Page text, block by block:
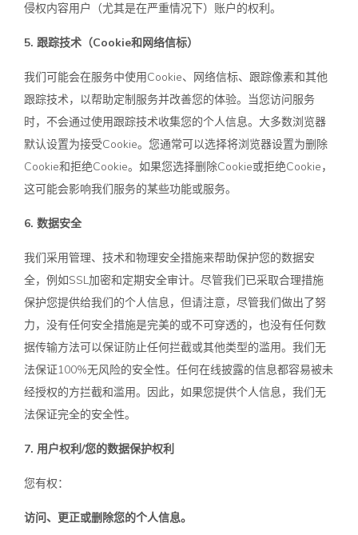
侵权内容用户（尤其是在严重情况下）账户的权利。
5. 跟踪技术（Cookie和网络信标）
我们可能会在服务中使用Cookie、网络信标、跟踪像素和其他
跟踪技术，以帮助定制服务并改善您的体验。当您访问服务
时，不会通过使用跟踪技术收集您的个人信息。大多数浏览器
默认设置为接受Cookie。您通常可以选择将浏览器设置为删除
Cookie和拒绝Cookie。如果您选择删除Cookie或拒绝Cookie，
这可能会影响我们服务的某些功能或服务。
6. 数据安全
我们采用管理、技术和物理安全措施来帮助保护您的数据安
全，例如SSL加密和定期安全审计。尽管我们已采取合理措施
保护您提供给我们的个人信息，但请注意，尽管我们做出了努
力，没有任何安全措施是完美的或不可穿透的，也没有任何数
据传输方法可以保证防止任何拦截或其他类型的滥用。我们无
法保证100%无风险的安全性。任何在线披露的信息都容易被未
经授权的方拦截和滥用。因此，如果您提供个人信息，我们无
法保证完全的安全性。
7. 用户权利/您的数据保护权利
您有权：
访问、更正或删除您的个人信息。